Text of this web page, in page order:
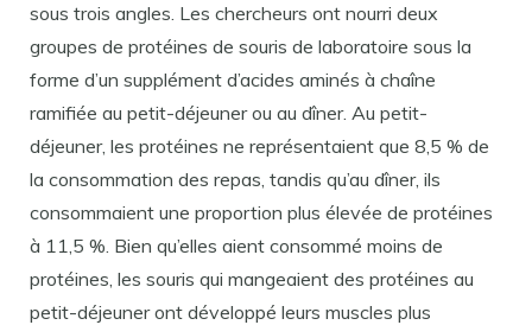
sous trois angles. Les chercheurs ont nourri deux
groupes de protéines de souris de laboratoire sous la
forme d’un supplément d’acides aminés à chaîne
ramifiée au petit-déjeuner ou au dîner. Au petit-
déjeuner, les protéines ne représentaient que 8,5 % de
la consommation des repas, tandis qu’au dîner, ils
consommaient une proportion plus élevée de protéines
à 11,5 %. Bien qu’elles aient consommé moins de
protéines, les souris qui mangeaient des protéines au
petit-déjeuner ont développé leurs muscles plus